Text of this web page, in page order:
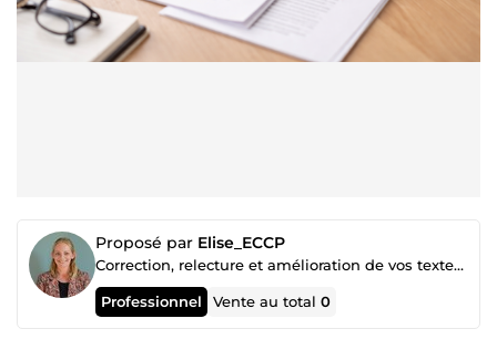
Proposé par Elise_ECCP
Correction, relecture et amélioration de vos textes professionnels
Professionnel Vente au total0